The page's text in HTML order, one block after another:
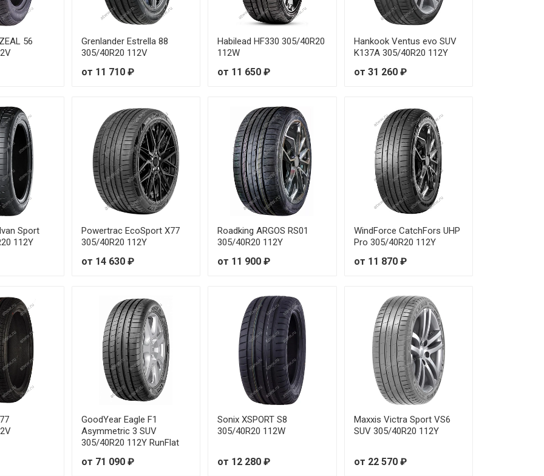
99Y от 13 580 ₽
105Y
97Y от 13 750 ₽
105Y от 12 250 ₽
105Y от 12 870 ₽
106Y от 12 910 ₽
106Y от 14 480 ₽
113W от 13 300 ₽
110Y от 19 500 ₽
116V от 17 370 ₽
116V от 13 710 ₽
107Y от 15 930 ₽
110W от 14 580 ₽
111Y от 13 610 ₽
56
Grenlander Estrella 88
305/40R20 112V
от 11 710 ₽
Habilead HF330 305/40R20
112W
от 11 650 ₽
Hankook Ventus evo SUV
K137A 305/40R20 112Y
от 31 260 ₽
Sport
112Y
Powertrac EcoSport X77
305/40R20 112Y
от 14 630 ₽
Roadking ARGOS RS01
305/40R20 112Y
от 11 900 ₽
WindForce CatchFors UHP
Pro 305/40R20 112Y
от 11 870 ₽
GoodYear Eagle F1
Asymmetric 3 SUV
305/40R20 112Y RunFlat
от 71 090 ₽
Sonix XSPORT S8
305/40R20 112W
от 12 280 ₽
Maxxis Victra Sport VS6
SUV 305/40R20 112Y
от 22 570 ₽